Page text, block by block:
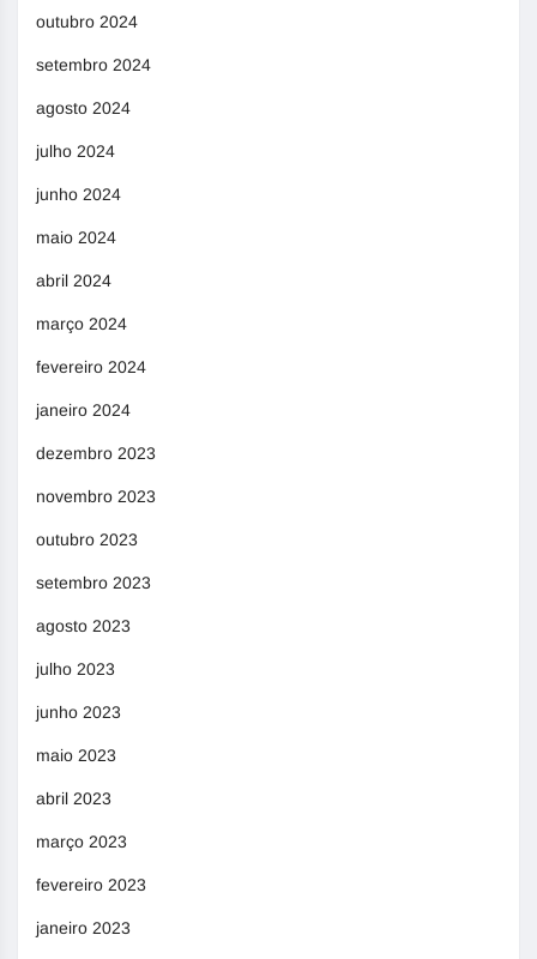
outubro 2024
setembro 2024
agosto 2024
julho 2024
junho 2024
maio 2024
abril 2024
março 2024
fevereiro 2024
janeiro 2024
dezembro 2023
novembro 2023
outubro 2023
setembro 2023
agosto 2023
julho 2023
junho 2023
maio 2023
abril 2023
março 2023
fevereiro 2023
janeiro 2023